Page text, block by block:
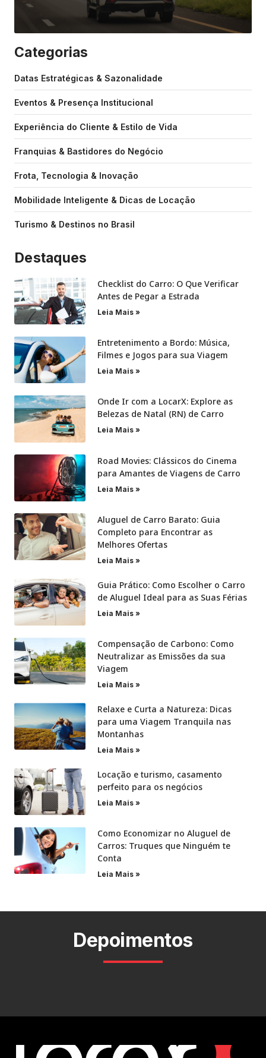
Categorias
Datas Estratégicas & Sazonalidade
Eventos & Presença Institucional
Experiência do Cliente & Estilo de Vida
Franquias & Bastidores do Negócio
Frota, Tecnologia & Inovação
Mobilidade Inteligente & Dicas de Locação
Turismo & Destinos no Brasil
Destaques
Checklist do Carro: O Que Verificar
Antes de Pegar a Estrada
Leia Mais »
Entretenimento a Bordo: Música,
Filmes e Jogos para sua Viagem
Leia Mais »
Onde Ir com a LocarX: Explore as
Belezas de Natal (RN) de Carro
Leia Mais »
Road Movies: Clássicos do Cinema
para Amantes de Viagens de Carro
Leia Mais »
Aluguel de Carro Barato: Guia
Completo para Encontrar as
Melhores Ofertas
Leia Mais »
Guia Prático: Como Escolher o Carro
de Aluguel Ideal para as Suas Férias
Leia Mais »
Compensação de Carbono: Como
Neutralizar as Emissões da sua
Viagem
Leia Mais »
Relaxe e Curta a Natureza: Dicas
para uma Viagem Tranquila nas
Montanhas
Leia Mais »
Locação e turismo, casamento
perfeito para os negócios
Leia Mais »
Como Economizar no Aluguel de
Carros: Truques que Ninguém te
Conta
Leia Mais »
Depoimentos